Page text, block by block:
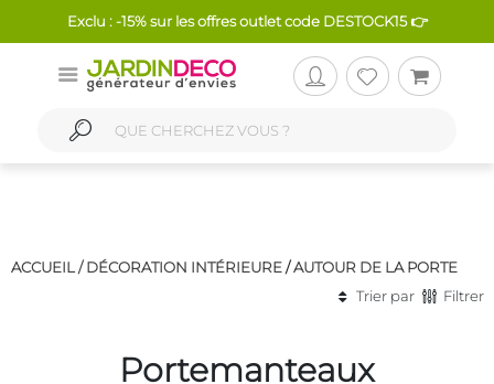
Exclu : -15% sur les offres outlet code DESTOCK15 👉
ACCUEIL / DÉCORATION INTÉRIEURE/AUTOUR DE LA PORTE
Trier par
Filtrer
Portemanteaux